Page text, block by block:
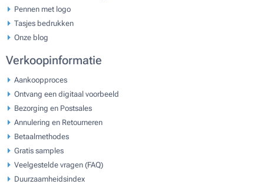
Pennen met logo
Tasjes bedrukken
Onze blog
Verkoopinformatie
Aankoopproces
Ontvang een digitaal voorbeeld
Bezorging en Postsales
Annulering en Retourneren
Betaalmethodes
Gratis samples
Veelgestelde vragen (FAQ)
Duurzaamheidsindex